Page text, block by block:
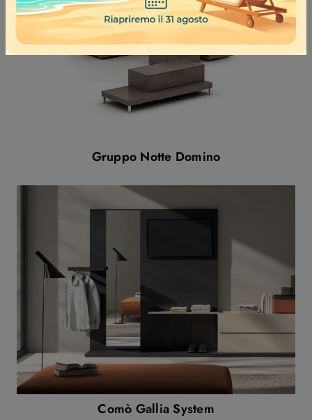
Gruppo Notte Domino
Comò Gallia System